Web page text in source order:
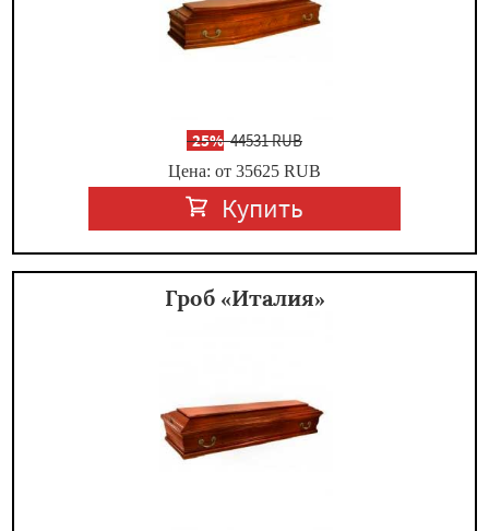
-25%44531 RUB
Цена: от 35625 RUB
Купить
Гроб «Италия»